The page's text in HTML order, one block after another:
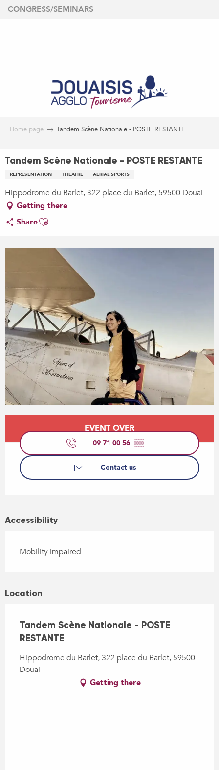
Aller
CONGRESS/SEMINARS
Home page Tandem Scène Nationale - POSTE RESTANTE
Tandem Scène Nationale - POSTE RESTANTE
REPRESENTATION THEATRE AERIAL SPORTS
Hippodrome du Barlet, 322 place du Barlet, 59500 Douai
Getting there
ShareAjouter aux favoris
Opening hours & contact details
EVENT OVER
09 71 00 56 ▒▒
Contact us
Accessibility
Mobility impaired
Location
Tandem Scène Nationale - POSTE
RESTANTE
Hippodrome du Barlet, 322 place du Barlet, 59500
Douai
Getting there